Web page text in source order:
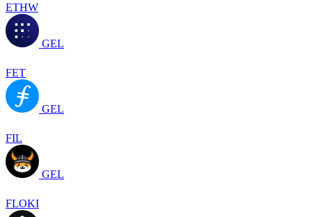
ETHW
GEL
FET
GEL
FIL
GEL
FLOKI